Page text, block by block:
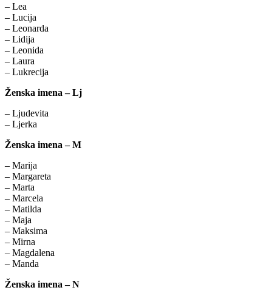
– Lea
– Lucija
– Leonarda
– Lidija
– Leonida
– Laura
– Lukrecija
Ženska imena – Lj
– Ljudevita
– Ljerka
Ženska imena – M
– Marija
– Margareta
– Marta
– Marcela
– Matilda
– Maja
– Maksima
– Mirna
– Magdalena
– Manda
Ženska imena – N